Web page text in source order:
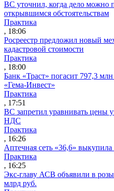
ВС уточнил, когда дело можно
открывшимся обстоятельствам
Практика
, 18:06
Росреестр предложил новый
кадастровой стоимости
Практика
, 18:00
Банк «Траст» погасит 797,3
«Гема-Инвест»
Практика
, 17:51
ВС запретил уравнивать цены
НДС
Практика
, 16:26
Аптечная сеть «36,6»
Практика
, 16:25
Экс-главу АСВ объявили в
млрд руб.